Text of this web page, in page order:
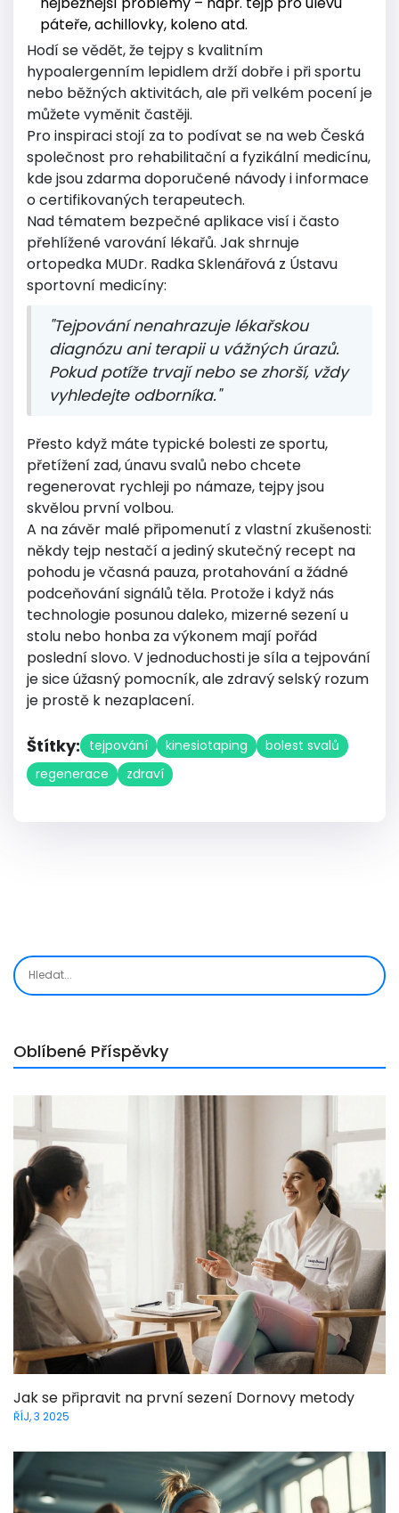
páteře, achillovky, koleno atd.
Hodí se vědět, že tejpy s kvalitním
hypoalergenním lepidlem drží dobře i při sportu
nebo běžných aktivitách, ale při velkém pocení je
můžete vyměnit častěji.
Pro inspiraci stojí za to podívat se na web Česká
společnost pro rehabilitační a fyzikální medicínu,
kde jsou zdarma doporučené návody i informace
o certifikovaných terapeutech.
Nad tématem bezpečné aplikace visí i často
přehlížené varování lékařů. Jak shrnuje
ortopedka MUDr. Radka Sklenářová z Ústavu
sportovní medicíny:
"Tejpování nenahrazuje lékařskou
diagnózu ani terapii u vážných úrazů.
Pokud potíže trvají nebo se zhorší, vždy
vyhledejte odborníka."
Přesto když máte typické bolesti ze sportu,
přetížení zad, únavu svalů nebo chcete
regenerovat rychleji po námaze, tejpy jsou
skvělou první volbou.
A na závěr malé připomenutí z vlastní zkušenosti:
někdy tejp nestačí a jediný skutečný recept na
pohodu je včasná pauza, protahování a žádné
podceňování signálů těla. Protože i když nás
technologie posunou daleko, mizerné sezení u
stolu nebo honba za výkonem mají pořád
poslední slovo. V jednoduchosti je síla a tejpování
je sice úžasný pomocník, ale zdravý selský rozum
je prostě k nezaplacení.
Štítky: tejpování kinesiotaping
bolest svalů
regenerace
zdraví
Oblíbené Příspěvky
Jak se připravit na první sezení Dornovy metody
ŘÍJ, 3 2025